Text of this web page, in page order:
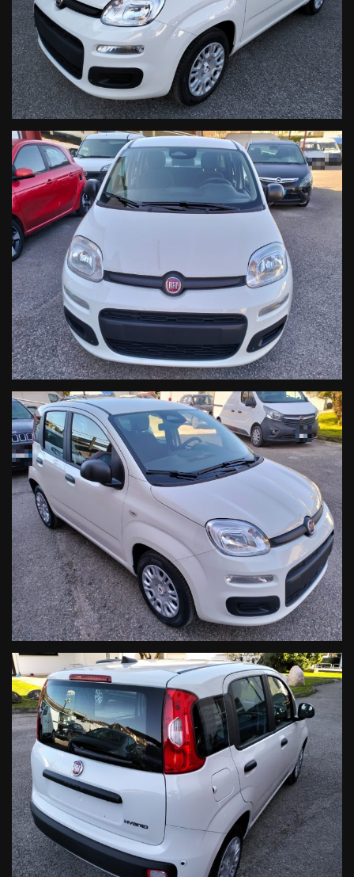
PER CONOSCERE E RIMANERE AL PASSO CON TUTTE LE
NOSTRE OFFERTE SU VEICOLI USATI E NUOVI VISITATE IL
NOSTRO SITO!
WWW.AUTODALMASO.IT